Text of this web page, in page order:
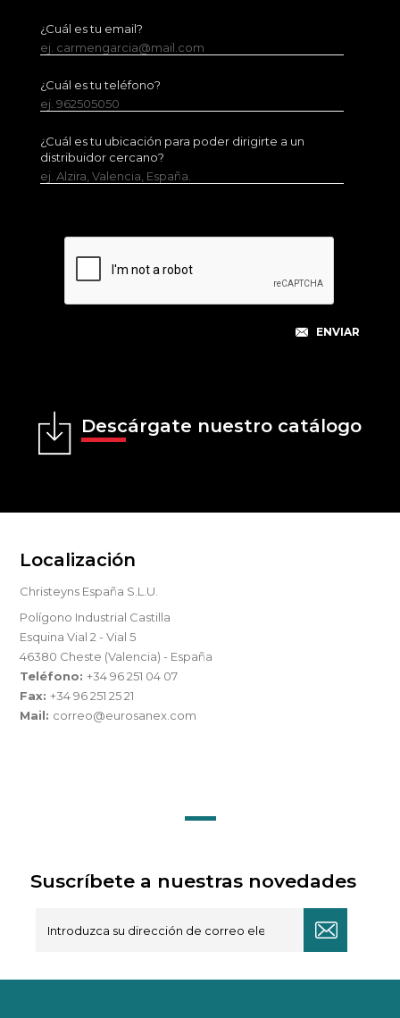
¿Cuál es tu email?
ej. carmengarcia@mail.com
¿Cuál es tu teléfono?
ej. 962505050
¿Cuál es tu ubicación para poder dirigirte a un
distribuidor cercano?
ej. Alzira, Valencia, España.
Descárgate nuestro catálogo
Localización
Christeyns España S.L.U.
Polígono Industrial Castilla
Esquina Vial 2 - Vial 5
46380 Cheste (Valencia) - España
Teléfono:+34 96 251 04 07
Fax:+34 96 251 25 21
Mail: correo@eurosanex.com
Suscríbete a nuestras novedades